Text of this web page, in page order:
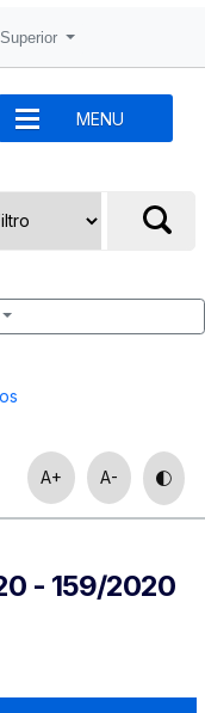
MENU
A+ A-
- 159/2020